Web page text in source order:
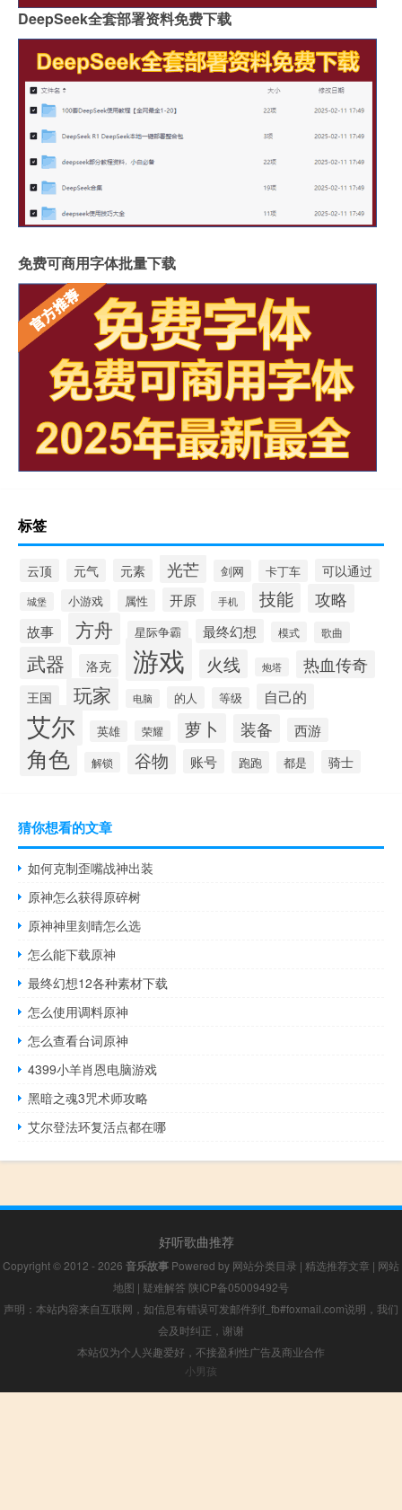
DeepSeek全套部署资料免费下载
免费可商用字体批量下载
标签
云顶 元气 元素 光芒 剑网 卡丁车 可以通过
城堡 小游戏 属性 开原 手机 技能 攻略
故事 方舟 星际争霸 最终幻想 模式 歌曲
武器 洛克 游戏 火线 炮塔 热血传奇
王国 玩家 电脑 的人 等级 自己的
艾尔 英雄 荣耀 萝卜 装备 西游
角色 解锁 谷物 账号 跑跑 都是 骑士
猜你想看的文章
如何克制歪嘴战神出装
原神怎么获得原碎树
原神神里刻晴怎么选
怎么能下载原神
最终幻想12各种素材下载
怎么使用调料原神
怎么查看台词原神
4399小羊肖恩电脑游戏
黑暗之魂3咒术师攻略
艾尔登法环复活点都在哪
好听歌曲推荐
Copyright © 2012 - 2026 音乐故事 Powered by 网站分类目录 | 精选推荐文章 | 网站
地图 | 疑难解答 陕ICP备05009492号
声明：本站内容来自互联网，如信息有错误可发邮件到f_fb#foxmail.com说明，我们
会及时纠正，谢谢
本站仅为个人兴趣爱好，不接盈利性广告及商业合作
小男孩